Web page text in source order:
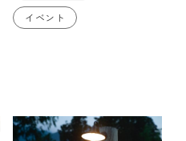
イベント